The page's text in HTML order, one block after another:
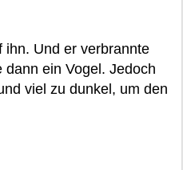
ihn. Und er verbrannte
ein Vogel. Jedoch
viel zu dunkel, um den